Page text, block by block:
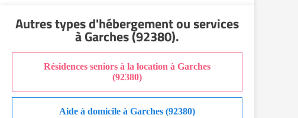
EHPAD Nice
EHPAD Paris
EHPAD Saint-Etienne
EHPAD Toulouse
EHPAD Tours
Autres types d'hébergement ou services
à Garches (92380).
Résidences seniors à la location à Garches
(92380)
Aide à domicile à Garches (92380)